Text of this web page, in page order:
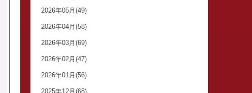
2026年05月(49)
2026年04月(58)
2026年03月(69)
2026年02月(47)
2026年01月(56)
2025年12月(68)